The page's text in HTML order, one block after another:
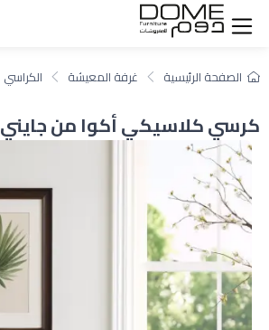
الصفحة الرئيسية غرفة المعيشة الكراسي
كرسي كلاسيكي أكوا من جايني